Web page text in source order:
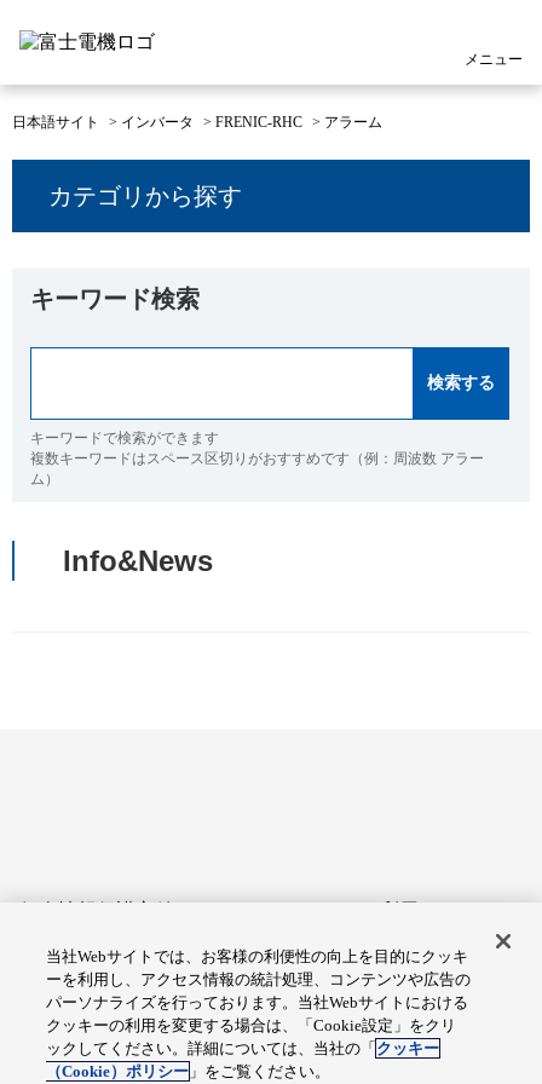
メニュー
日本語サイト > インバータ > FRENIC-RHC > アラーム
カテゴリから探す
キーワード検索
キーワードで検索ができます
複数キーワードはスペース区切りがおすすめです（例：周波数 アラー
ム）
Info&News
アクセシビリティへの対応
Cookie設定
総合サイトマップ
当社Webサイトでは、お客様の利便性の向上を目的にクッキ
ーを利用し、アクセス情報の統計処理、コンテンツや広告の
パーソナライズを行っております。当社Webサイトにおける
クッキーの利用を変更する場合は、「Cookie設定」をクリ
ックしてください。詳細については、当社の「 クッキー
（Cookie）ポリシー 」をご覧ください。